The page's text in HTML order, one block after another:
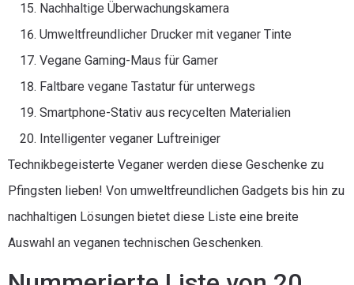
Nachhaltige Überwachungskamera
Umweltfreundlicher Drucker mit veganer Tinte
Vegane Gaming-Maus für Gamer
Faltbare vegane Tastatur für unterwegs
Smartphone-Stativ aus recycelten Materialien
Intelligenter veganer Luftreiniger
Technikbegeisterte Veganer werden diese Geschenke zu
Pfingsten lieben! Von umweltfreundlichen Gadgets bis hin zu
nachhaltigen Lösungen bietet diese Liste eine breite
Auswahl an veganen technischen Geschenken.